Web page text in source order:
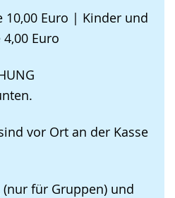
10,00 Euro | Kinder und
Euro
vor Ort an der Kasse
für Gruppen) und